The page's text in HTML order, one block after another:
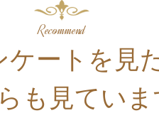
Recommend
ケートを⾒
も見ていま